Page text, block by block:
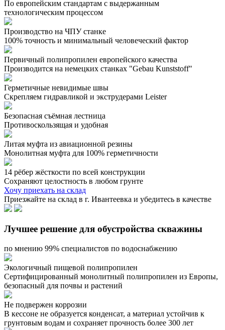
По европейским стандартам с выдержанным
технологическим процессом
Производство на ЧПУ станке
100% точность и минимальный человеческий фактор
Первичный полипропилен европейского качества
Производится на немецких станках "Gebau Kunststoff"
Герметичные невидимые швы
Скрепляем гидравликой и экструдерами Leister
Безопасная съёмная лестница
Противоскользящая и удобная
Литая муфта из авиационной резины
Монолитная муфта для 100% герметичности
14 рёбер жёсткости по всей конструкции
Сохраняют целостность в любом грунте
Хочу приехать на склад
Приезжайте на склад в г. Ивантеевка и убедитесь в качестве
Лучшее решение для обустройства скважины
по мнению 99% специалистов по водоснабжению
Экологичный пищевой полипропилен
Сертифицированный монолитный полипропилен из Европы,
безопасный для почвы и растений
Не подвержен коррозии
В кессоне не образуется конденсат, а материал устойчив к
грунтовым водам и сохраняет прочность более 300 лет